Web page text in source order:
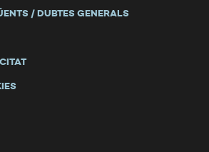
/ DUBTES GENERALS